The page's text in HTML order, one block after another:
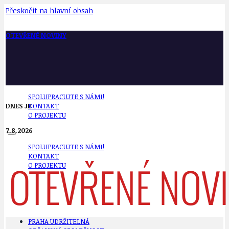
Přeskočit na hlavní obsah
OTEVŘENÉ NOVINY
SPOLUPRACUJTE S NÁMI!
KONTAKT
O PROJEKTU
SPOLUPRACUJTE S NÁMI!
KONTAKT
O PROJEKTU
DNES JE
7.8.2026
PRAHA UDRŽITELNÁ